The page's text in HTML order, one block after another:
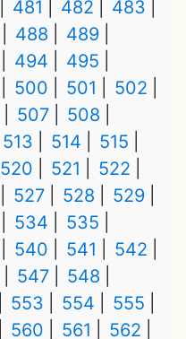
481 482
483
488
489
494
495
500 501
502
507
508
513 514
515
520 521
522
527 528
529
534
535
540 541
542
547
548
553 554
555
560 561
562